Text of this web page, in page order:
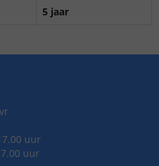
5 jaar
uur
uur